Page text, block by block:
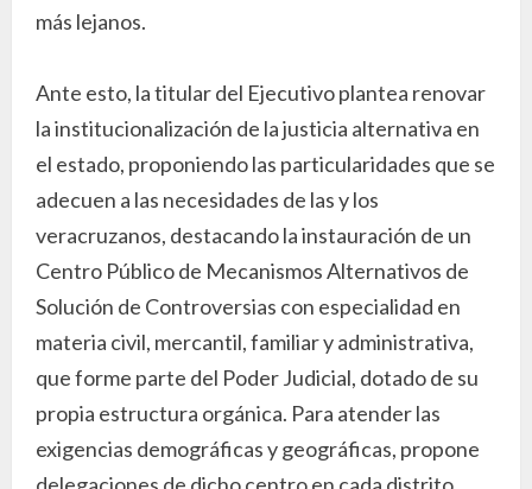
más lejanos.
Ante esto, la titular del Ejecutivo plantea renovar
la institucionalización de la justicia alternativa en
el estado, proponiendo las particularidades que se
adecuen a las necesidades de las y los
veracruzanos, destacando la instauración de un
Centro Público de Mecanismos Alternativos de
Solución de Controversias con especialidad en
materia civil, mercantil, familiar y administrativa,
que forme parte del Poder Judicial, dotado de su
propia estructura orgánica. Para atender las
exigencias demográficas y geográficas, propone